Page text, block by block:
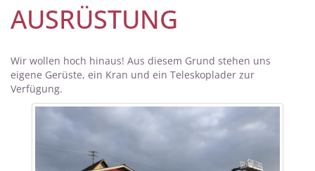
AUSRÜSTUNG
Wir wollen hoch hinaus! Aus diesem Grund stehen uns
eigene Gerüste, ein Kran und ein Teleskoplader zur
Verfügung.